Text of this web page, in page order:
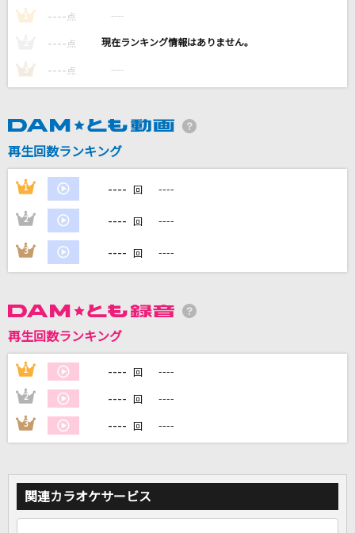
愛は勝つ
Flower Shower～さよならの花～
踊ろうぜ
ヨルシカ
DAMの新曲・ランキングなど
DAMに会員登録・ログインして
カラオケをもっと楽しもう！
1 ---- 点 ----
---- 点 ----
3 ---- 点 ----
再生回数ランキング
1 ---- 回 ----
2 ---- 回 ----
3 ---- 回 ----
再生回数ランキング
1 ---- 回 ----
2 ---- 回 ----
3 ---- 回 ----
関連カラオケサービス